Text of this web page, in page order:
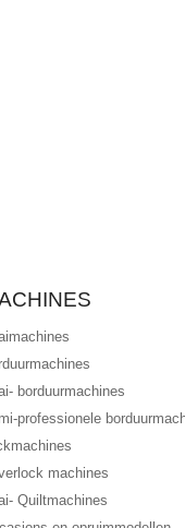
borduurmachines
professionele
machines
Quiltmachines